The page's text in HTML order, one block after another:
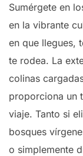
Sumérgete en
en la vibrante
en que llegues,
te rodea. La
colinas
proporciona un
viaje. Tanto si
bosques
o simplemente